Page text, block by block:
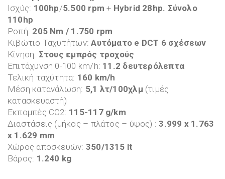
Ισχύς: 100hp/5.500 rpm + Hybrid 28hp. Σύνολο
110hp
Ροπή: 205 Nm / 1.750 rpm
Κιβώτιο Ταχυτήτων: Αυτόματο e DCT 6 σχέσεων
Κίνηση: Στους εμπρός τροχούς
Επιτάχυνση 0-100 km/h: 11.2 δευτερόλεπτα
Τελική ταχύτητα: 160 km/h
Μέση κατανάλωση: 5,1 λτ/100χλμ (τιμές
κατασκευαστή)
Εκπομπές CO2: 115-117 g/km
Διαστάσεις (μήκος – πλάτος – ύψος) :3.999 x 1.763
x 1.629 mm
Χώρος αποσκευών: 350/1315 lt
Βάρος: 1.240 kg